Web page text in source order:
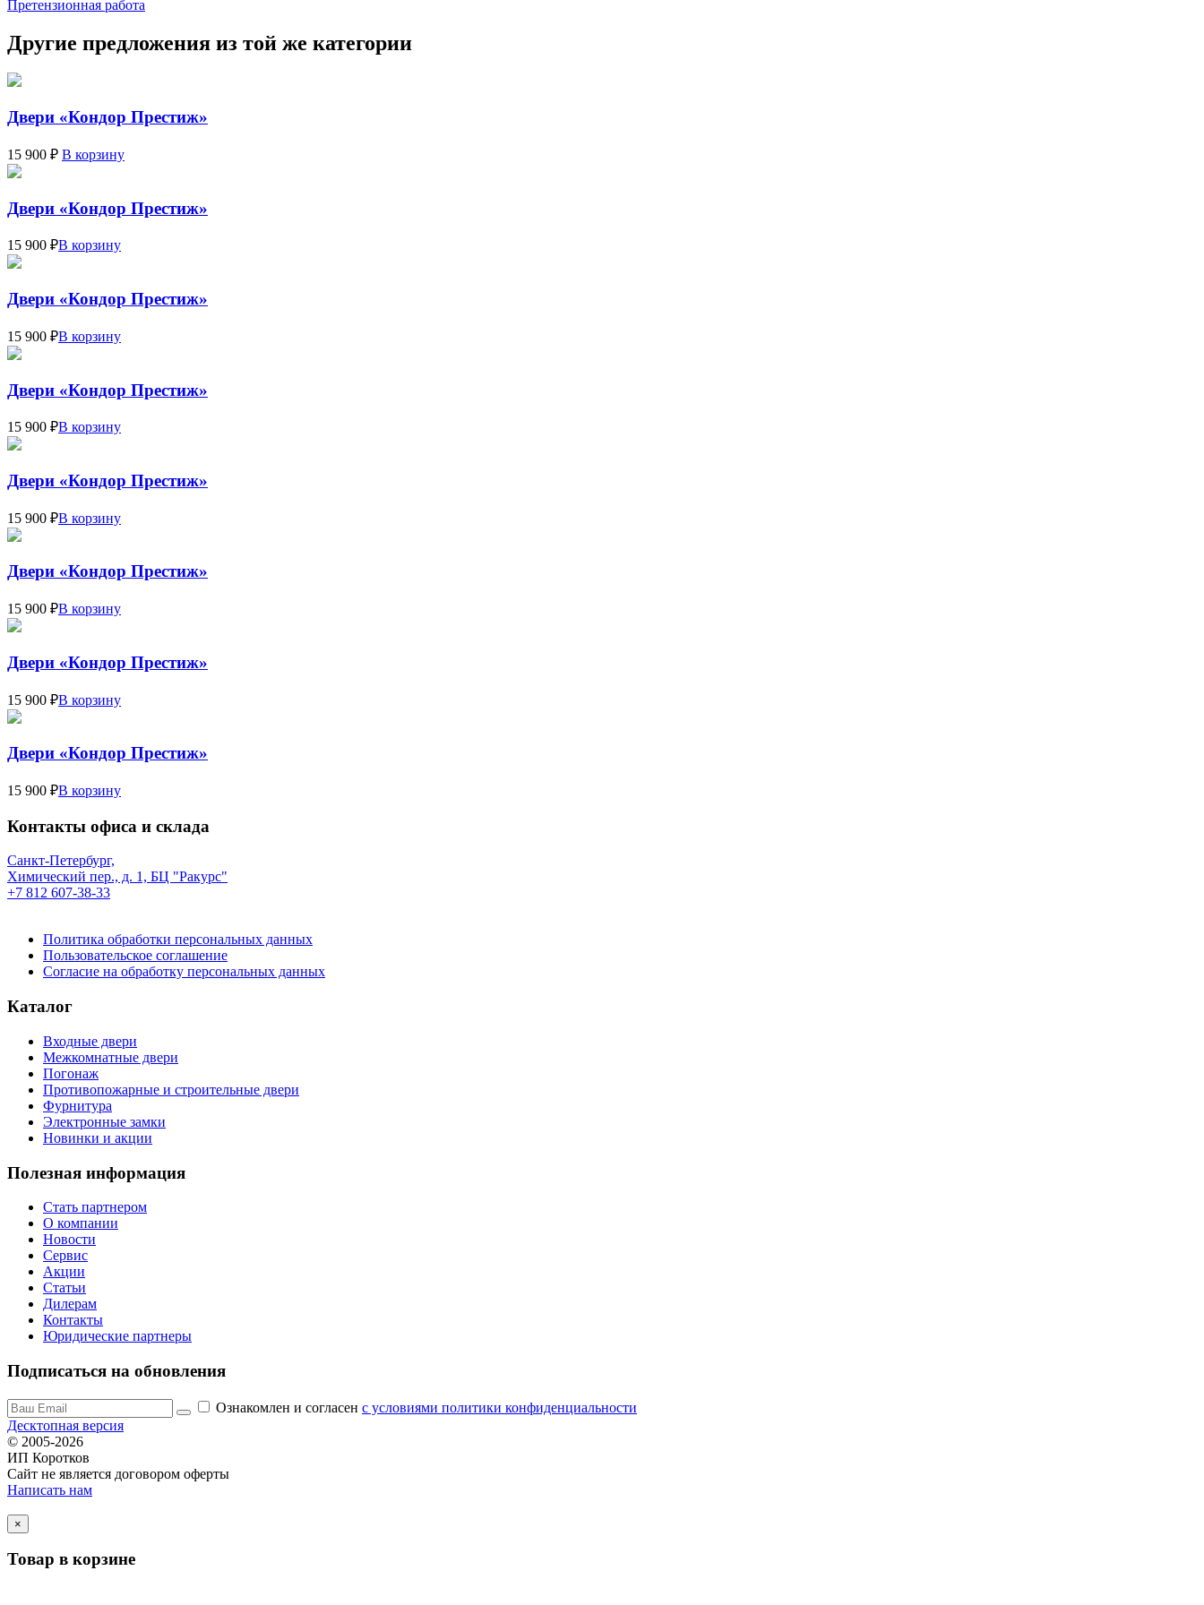
Претензионная работа
Другие предложения из той же категории
Двери «Кондор Престиж»
15 900 ₽ В корзину
Двери «Кондор Престиж»
15 900 ₽В корзину
Двери «Кондор Престиж»
15 900 ₽В корзину
Двери «Кондор Престиж»
15 900 ₽В корзину
Двери «Кондор Престиж»
15 900 ₽В корзину
Двери «Кондор Престиж»
15 900 ₽В корзину
Двери «Кондор Престиж»
15 900 ₽В корзину
Двери «Кондор Престиж»
15 900 ₽В корзину
Контакты офиса и склада
Санкт-Петербург,
Химический пер., д. 1, БЦ "Ракурс"
+7 812 607-38-33
Политика обработки персональных данных
Пользовательское соглашение
Согласие на обработку персональных данных
Каталог
Входные двери
Межкомнатные двери
Погонаж
Противопожарные и строительные двери
Фурнитура
Электронные замки
Новинки и акции
Полезная информация
Стать партнером
О компании
Новости
Сервис
Акции
Статьи
Дилерам
Контакты
Юридические партнеры
Подписаться на обновления
Ознакомлен и согласен c условиями политики конфиденциальности
Десктопная версия
© 2005-2026
ИП Коротков
Сайт не является договором оферты
Написать нам
×
Товар в корзине